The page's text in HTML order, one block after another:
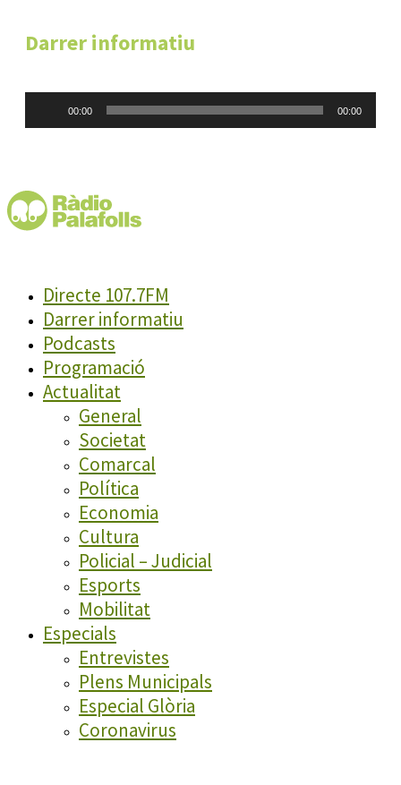
Darrer informatiu
00:00 00:00
Directe 107.7FM
Darrer informatiu
Podcasts
Programació
Actualitat
General
Societat
Comarcal
Política
Economia
Cultura
Policial – Judicial
Esports
Mobilitat
Especials
Entrevistes
Plens Municipals
Especial Glòria
Coronavirus